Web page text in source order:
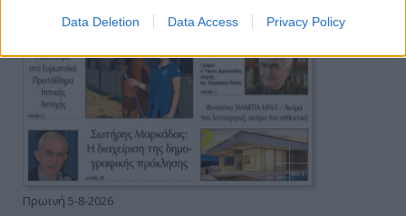
Data Deletion Data Access Privacy Policy
Πρωινή 5-8-2026